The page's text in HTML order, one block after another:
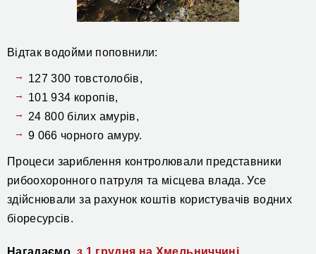
Відтак водойми поповнили:
127 300 товстолобів,
101 934 коропів,
24 800 білих амурів,
9 066 чорного амуру.
Процеси зариблення контролювали представники
рибоохоронного патруля та місцева влада. Усе
здійснювали за рахунок коштів користувачів водних
біоресурсів.
Нагадаємо, з 1 грудня на Хмельниччині